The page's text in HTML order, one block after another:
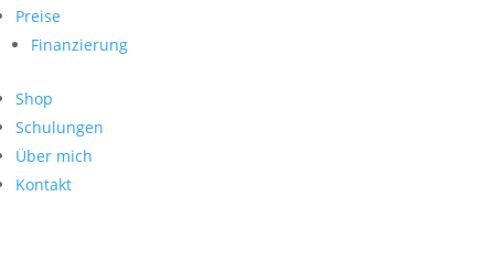
Preise
Finanzierung
Shop
Schulungen
Über mich
Kontakt
WordPress.org
Search
nach:
Archive
Kontakt
Impressum
Datenschutz